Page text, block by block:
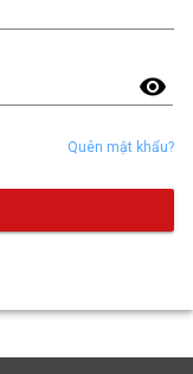
visibility
Quên mật khẩu?